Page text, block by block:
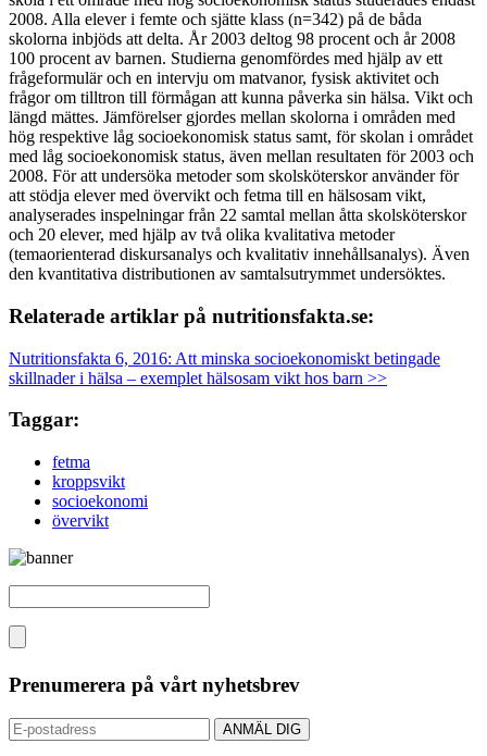
2008. Alla elever i femte och sjätte klass (n=342) på de båda
skolorna inbjöds att delta. År 2003 deltog 98 procent och år 2008
100 procent av barnen. Studierna genomfördes med hjälp av ett
frågeformulär och en intervju om matvanor, fysisk aktivitet och
frågor om tilltron till förmågan att kunna påverka sin hälsa. Vikt och
längd mättes. Jämförelser gjordes mellan skolorna i områden med
hög respektive låg socioekonomisk status samt, för skolan i området
med låg socioekonomisk status, även mellan resultaten för 2003 och
2008. För att undersöka metoder som skolsköterskor använder för
att stödja elever med övervikt och fetma till en hälsosam vikt,
analyserades inspelningar från 22 samtal mellan åtta skolsköterskor
och 20 elever, med hjälp av två olika kvalitativa metoder
(temaorienterad diskursanalys och kvalitativ innehållsanalys). Även
den kvantitativa distributionen av samtalsutrymmet undersöktes.
Relaterade artiklar på nutritionsfakta.se:
Nutritionsfakta 6, 2016: Att minska socioekonomiskt betingade
skillnader i hälsa – exemplet hälsosam vikt hos barn >>
Taggar:
fetma
kroppsvikt
socioekonomi
övervikt
Prenumerera på vårt nyhetsbrev